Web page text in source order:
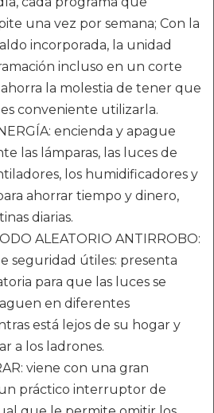
una vez por semana; Con la
incorporada, la unidad
incluso en un corte
la molestia de tener que
conveniente utilizarla.
encienda y apague
las lámparas, las luces de
los humidificadores y
ahorrar tiempo y dinero,
diarias.
ALEATORIO ANTIRROBO:
seguridad útiles: presenta
para que las luces se
en diferentes
está lejos de su hogar y
a los ladrones.
viene con una gran
práctico interruptor de